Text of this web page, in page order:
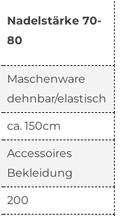
Nadelstärke 70-
80
Maschenware
dehnbar/elastisch
ca. 150cm
Accessoires
Bekleidung
200